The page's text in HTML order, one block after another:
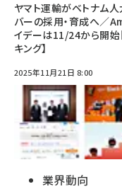
ヤマト運輸がベトナム人
バーの採用・育成へ／
イデーは11/24から開始
キング】
2025年11月21日 8:00
業界動向